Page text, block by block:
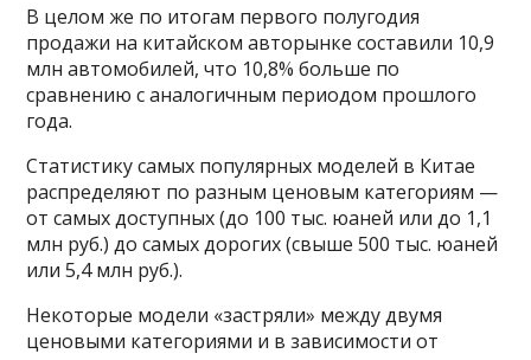
В целом же по итогам первого полугодия
продажи на китайском авторынке составили 10,9
млн автомобилей, что 10,8% больше по
сравнению с аналогичным периодом прошлого
года.
Статистику самых популярных моделей в Китае
распределяют по разным ценовым категориям —
от самых доступных (до 100 тыс. юаней или до 1,1
млн руб.) до самых дорогих (свыше 500 тыс. юаней
или 5,4 млн руб.).
Некоторые модели «застряли» между двумя
ценовыми категориями и в зависимости от